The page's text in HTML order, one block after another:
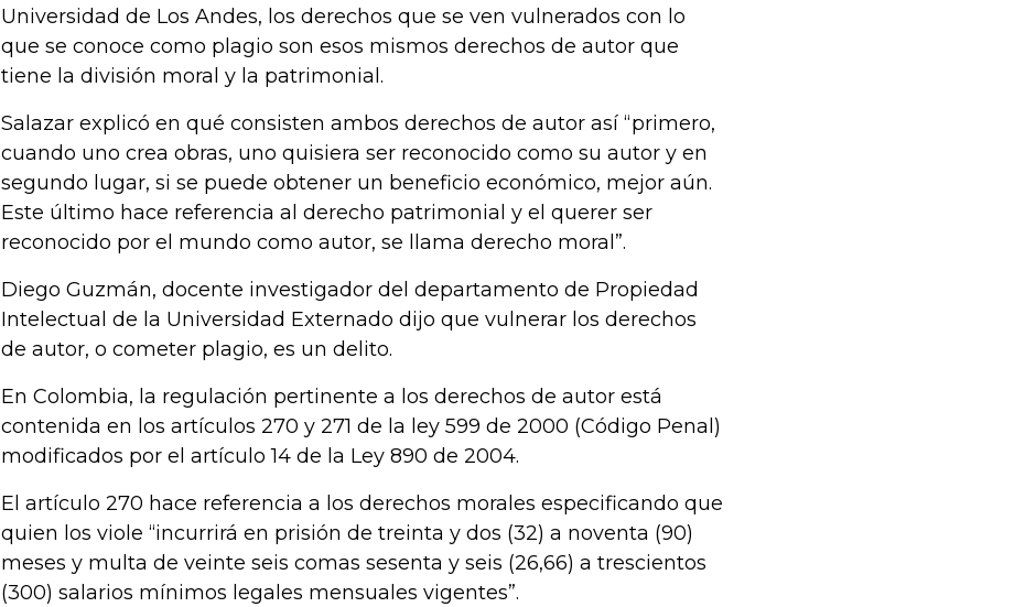
Universidad de Los Andes, los derechos que se ven vulnerados con lo
que se conoce como plagio son esos mismos derechos de autor que
tiene la división moral y la patrimonial.
Salazar explicó en qué consisten ambos derechos de autor así “primero,
cuando uno crea obras, uno quisiera ser reconocido como su autor y en
segundo lugar, si se puede obtener un beneficio económico, mejor aún.
Este último hace referencia al derecho patrimonial y el querer ser
reconocido por el mundo como autor, se llama derecho moral”.
Diego Guzmán, docente investigador del departamento de Propiedad
Intelectual de la Universidad Externado dijo que vulnerar los derechos
de autor, o cometer plagio, es un delito.
En Colombia, la regulación pertinente a los derechos de autor está
contenida en los artículos 270 y 271 de la ley 599 de 2000 (Código Penal)
modificados por el artículo 14 de la Ley 890 de 2004.
El artículo 270 hace referencia a los derechos morales especificando que
quien los viole “incurrirá en prisión de treinta y dos (32) a noventa (90)
meses y multa de veinte seis comas sesenta y seis (26,66) a trescientos
(300) salarios mínimos legales mensuales vigentes”.